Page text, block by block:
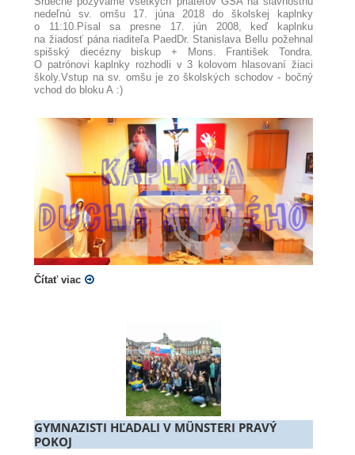
nedeľnú sv. omšu 17. júna 2018 do školskej kaplnky
o 11:10. Písal sa presne 17. jún 2008, keď kaplnku
na žiadosť pána riaditeľa PaedDr. Stanislava Bellu požehnal
spišský diecézny biskup + Mons. František Tondra.
O patrónovi kaplnky rozhodli v 3 kolovom hlasovaní žiaci
školy.Vstup na sv. omšu je zo školských schodov - bočný
vchod do bloku A :)
Čítať viac
GYMNAZISTI HĽADALI V MÜNSTERI PRAVÝ
POKOJ